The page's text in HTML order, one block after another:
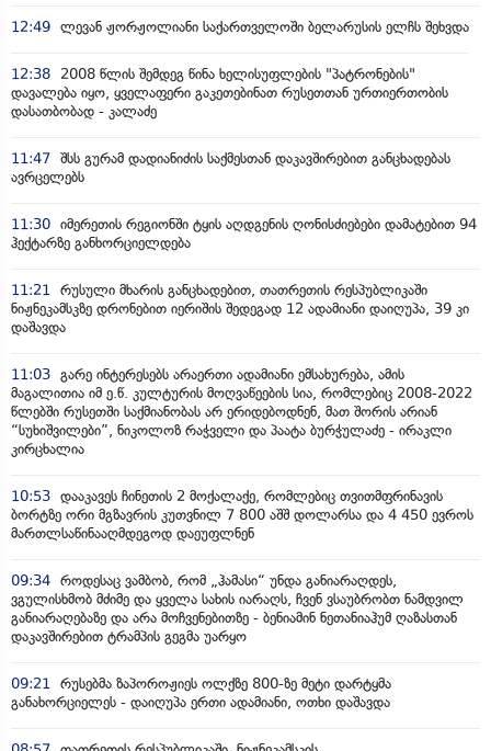
12:49 ლევან ჟორჟოლიანი საქართველოში ბელარუსის ელჩს შეხვდა
12:38
2008 წლის შემდეგ წინა ხელისუფლების "პატრონების"
დავალება იყო, ყველაფერი გაკეთებინათ რუსეთთან ურთიერთობის
დასათბობად - კალაძე
11:47 შსს გურამ დადიანიძის საქმესთან დაკავშირებით განცხადებას
ავრცელებს
11:30 იმერეთის რეგიონში ტყის აღდგენის ღონისძიებები დამატებით 94
ჰექტარზე განხორციელდება
11:21
რუსული მხარის განცხადებით, თათრეთის რესპუბლიკაში
ნიჟნეკამსკზე დრონებით იერიშის შედეგად 12 ადამიანი დაიღუპა, 39 კი
დაშავდა
11:03 გარე ინტერესებს არაერთი ადამიანი ემსახურება, ამის
მაგალითია იმ ე.წ. კულტურის მოღვაწეების სია, რომლებიც 2008-2022
წლებში რუსეთში საქმიანობას არ ერიდებოდნენ, მათ შორის არიან
“სუხიშვილები”, ნიკოლოზ რაჭველი და პაატა ბურჭულაძე - ირაკლი
კირცხალია
10:53 დააკავეს ჩინეთის 2 მოქალაქე, რომლებიც თვითმფრინავის
ბორტზე ორი მგზავრის კუთვნილ 7 800 აშშ დოლარსა და 4 450 ევროს
მართლსაწინააღმდეგოდ დაეუფლნენ
09:34 როდესაც ვამბობ, რომ „ჰამასი“ უნდა განიარაღდეს,
ვგულისხმობ მძიმე და ყველა სახის იარაღს, ჩვენ ვსაუბრობთ ნამდვილ
განიარაღებაზე და არა მოჩვენებითზე - ბენიამინ ნეთანიაჰუმ ღაზასთან
დაკავშირებით ტრამპის გეგმა უარყო
09:21
რუსებმა ზაპოროჟიეს ოლქზე 800-ზე მეტი დარტყმა
განახორციელეს - დაიღუპა ერთი ადამიანი, ოთხი დაშავდა